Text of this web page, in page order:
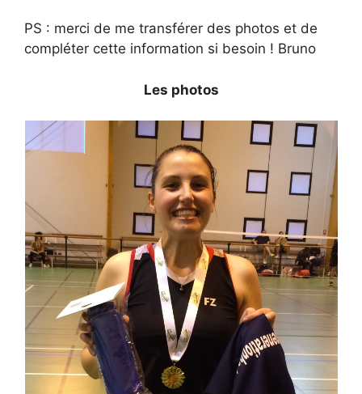
PS : merci de me transférer des photos et de
compléter cette information si besoin ! Bruno
Les photos